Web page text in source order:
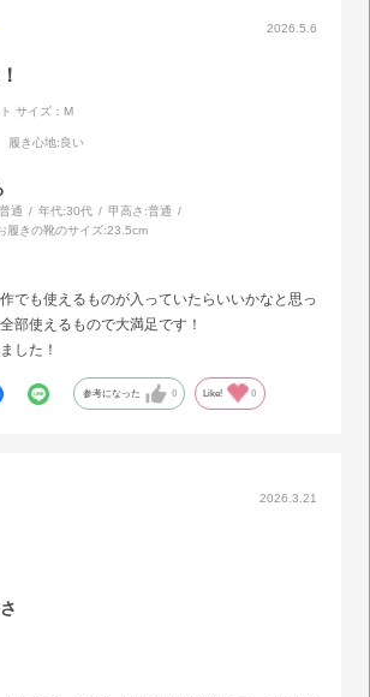
2026.5.6
サイズ：M
履き心地:良い
普通 年代:30代 甲高さ:普通
履きの靴のサイズ:23.5cm
でも使えるものが入っていたらいいかなと思っ
部使えるもので大満足です！
した！
参考になった 0 Like! 0
2026.3.21